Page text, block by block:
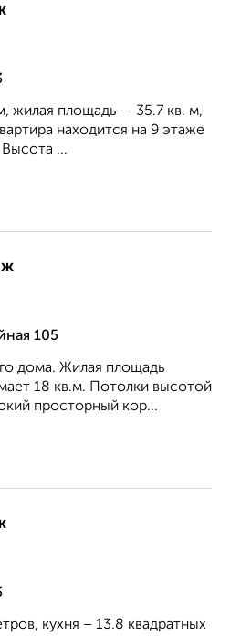
жилая площадь — 35.7 кв. м,
находится на 9 этаже
...
105
дома. Жилая площадь
18 кв.м. Потолки высотой
просторный кор...
кухня – 13.8 квадратных